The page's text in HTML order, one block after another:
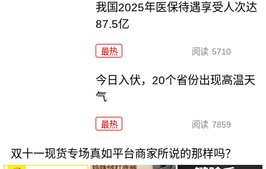
我国2025年医保待遇享受人次达
87.5亿
最热 阅读 5710
今日入伏，20个省份出现高温天
气
最热 阅读 7859
双十一现货专场真如平台商家所说的那样吗？